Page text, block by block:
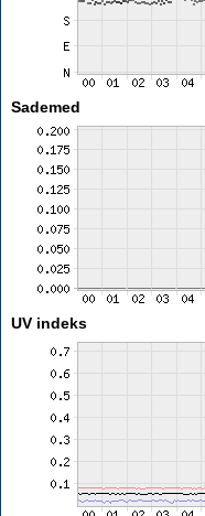
Sademed
UV indeks